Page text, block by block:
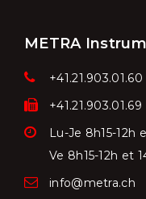
METRA
+41.21.903.01.60
+41.21.903.01.69
Lu-Je 8h15-12h
Ve 8h15-12h et
info@metra.ch